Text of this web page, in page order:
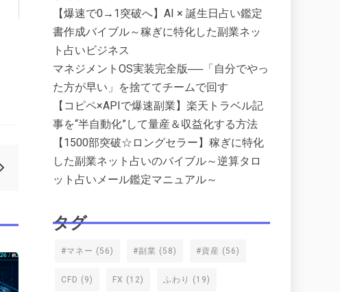
【爆速で0→1突破へ】AI × 誕生日占い鑑定
書作成バイブル～稼ぎに特化した副業ネッ
ト占いビジネス
マネジメントOS実装完全版──「自分でやっ
た方が早い」を捨ててチームで回す
【コピペ×APIで爆速副業】楽天トラベル記
事を“半自動化”して量産＆収益化する方法
【1500部突破☆ロングセラー】稼ぎに特化
した副業ネット占いのバイブル～逆算タロ
ット占いメール鑑定マニュアル～
タグ
#マネー (56) #副業 (58) #資産 (56)
CFD (9) FX (12) ふわり (19)